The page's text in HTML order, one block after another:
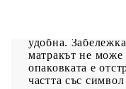
удобна.
матракът не може
опаковката е
частта със